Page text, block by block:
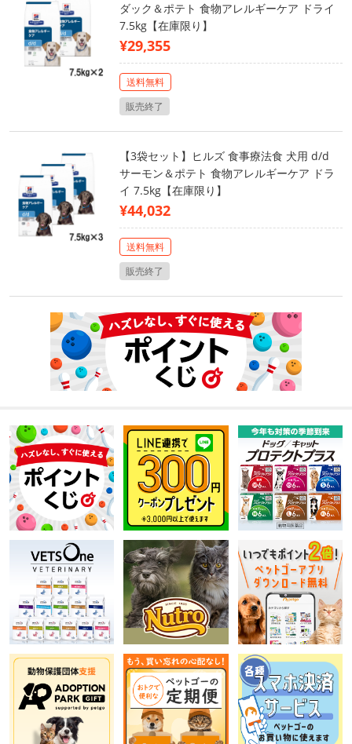
ダック＆ポテト 食物アレルギーケア ドライ
7.5kg【在庫限り】
¥29,355
送料無料
販売終了
【3袋セット】ヒルズ 食事療法食 犬用 d/d
サーモン＆ポテト 食物アレルギーケア ドラ
イ 7.5kg【在庫限り】
¥44,032
送料無料
販売終了